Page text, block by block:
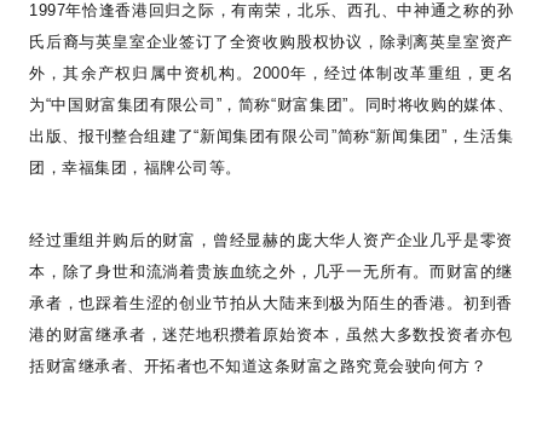
1997年恰逢香港回归之际，有南荣，北乐、西孔、中神通之称的孙
氏后裔与英皇室企业签订了全资收购股权协议，除剥离英皇室资产
外，其余产权归属中资机构。 2000年，经过体制改革重组，更名
为“中国财富集团有限公司 ” ，简称“财富集团”。同时将收购的媒体、
出版、报刊整合组建了“新闻集团有限公司 ”简称“新闻集团” ，生活集
团，幸福集团，福牌公司等。
经过重组并购后的财富，曾经显赫的庞大华人资产企业几乎是零资
本，除了身世和流淌着贵族血统之外，几乎一无所有。而财富的继
承者，也踩着生涩的创业节拍从大陆来到极为陌生的香港。初到香
港的财富继承者，迷茫地积攒着原始资本，虽然大多数投资者亦包
括财富继承者、开拓者也不知道这条财富之路究竟会驶向何方？